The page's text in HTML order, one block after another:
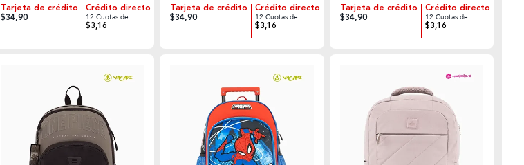
Tarjeta de crédito
$34,90
Crédito directo
12 Cuotas de
$3,16
Tarjeta de crédito
$34,90
Crédito directo
12 Cuotas de
$3,16
Tarjeta de crédito
$34,90
Crédito directo
12 Cuotas de
$3,16